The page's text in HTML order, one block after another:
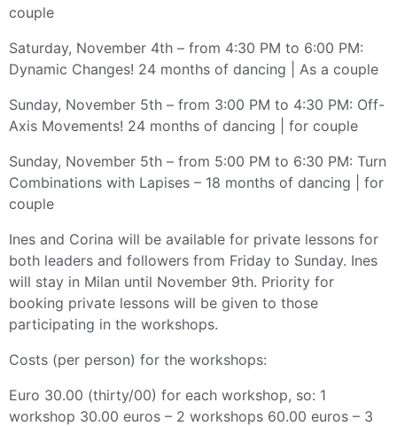
couple
Saturday, November 4th – from 4:30 PM to 6:00 PM:
Dynamic Changes! 24 months of dancing | As a couple
Sunday, November 5th – from 3:00 PM to 4:30 PM: Off-
Axis Movements! 24 months of dancing | for couple
Sunday, November 5th – from 5:00 PM to 6:30 PM: Turn
Combinations with Lapises – 18 months of dancing | for
couple
Ines and Corina will be available for private lessons for
both leaders and followers from Friday to Sunday. Ines
will stay in Milan until November 9th. Priority for
booking private lessons will be given to those
participating in the workshops.
Costs (per person) for the workshops:
Euro 30.00 (thirty/00) for each workshop, so: 1
workshop 30.00 euros – 2 workshops 60.00 euros – 3